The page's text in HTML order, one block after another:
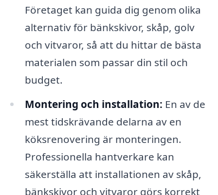
Företaget kan guida dig genom olika
alternativ för bänkskivor, skåp, golv
och vitvaror, så att du hittar de bästa
materialen som passar din stil och
budget.
Montering och installation: En av de
mest tidskrävande delarna av en
köksrenovering är monteringen.
Professionella hantverkare kan
säkerställa att installationen av skåp,
bänkskivor och vitvaror görs korrekt